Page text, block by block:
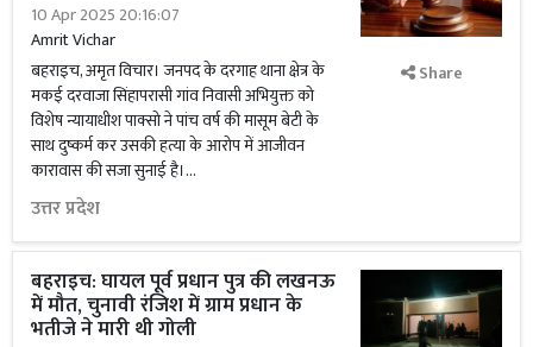
10 Apr 2025 20:16:07
Amrit Vichar
बहराइच, अमृत विचार। जनपद के दरगाह थाना क्षेत्र के
मकई दरवाजा सिंहापरासी गांव निवासी अभियुक्त को
विशेष न्यायाधीश पाक्सो ने पांच वर्ष की मासूम बेटी के
साथ दुष्कर्म कर उसकी हत्या के आरोप में आजीवन
कारावास की सजा सुनाई है।...
उत्तर प्रदेश
Share
बहराइच: घायल पूर्व प्रधान पुत्र की लखनऊ
में मौत, चुनावी रंजिश में ग्राम प्रधान के
भतीजे ने मारी थी गोली